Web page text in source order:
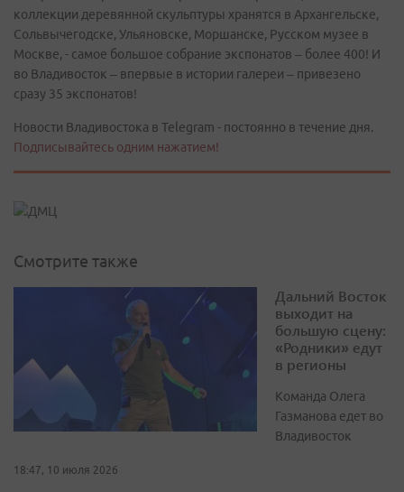
коллекции деревянной скульптуры хранятся в Архангельске,
Сольвычегодске, Ульяновске, Моршанске, Русском музее в
Москве, - самое большое собрание экспонатов – более 400! И
во Владивосток – впервые в истории галереи – привезено
сразу 35 экспонатов!
Новости Владивостока в Telegram - постоянно в течение дня.
Подписывайтесь одним нажатием!
Смотрите также
Дальний Восток
выходит на
большую сцену:
«Родники» едут
в регионы
Команда Олега
Газманова едет во
Владивосток
18:47, 10 июля 2026